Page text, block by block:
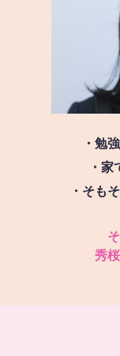
・勉
・
・そも
秀